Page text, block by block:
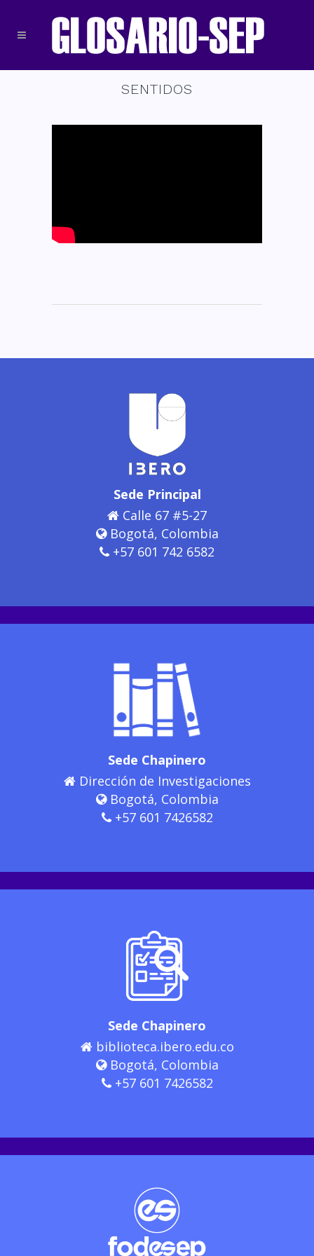
SENTIDOS
Sede Principal
Calle 67 #5-27
Bogotá, Colombia
+57 601 742 6582
Sede Chapinero
Dirección de Investigaciones
Bogotá, Colombia
+57 601 7426582
Sede Chapinero
biblioteca.ibero.edu.co
Bogotá, Colombia
+57 601 7426582